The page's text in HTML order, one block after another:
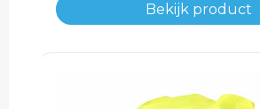
Bekijk product